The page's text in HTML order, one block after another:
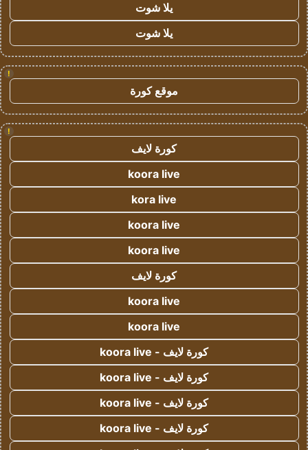
يلا شوت
يلا شوت
!
موقع كورة
!
كورة لايف
koora live
kora live
koora live
koora live
كورة لايف
koora live
koora live
كورة لايف - koora live
كورة لايف - koora live
كورة لايف - koora live
كورة لايف - koora live